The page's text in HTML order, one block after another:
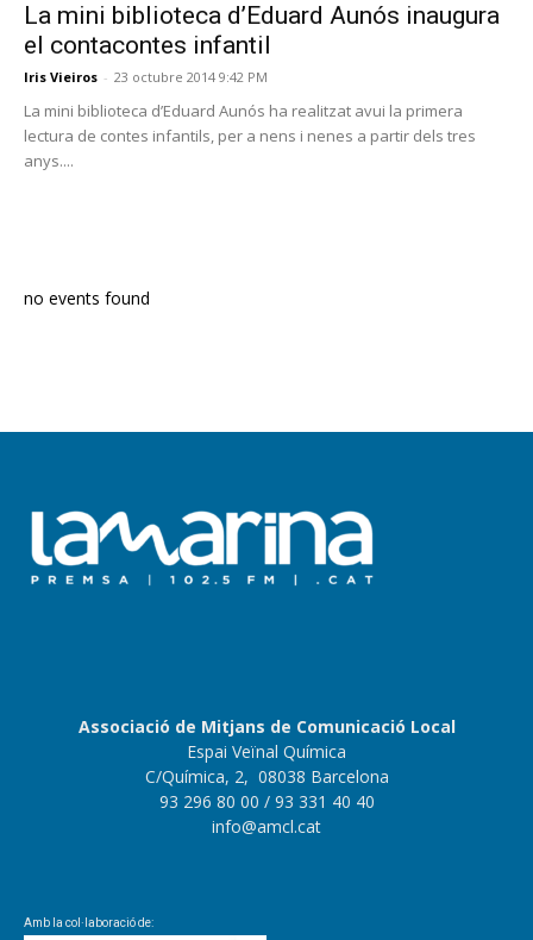
La mini biblioteca d’Eduard Aunós inaugura
el contacontes infantil
Iris Vieiros - 23 octubre 2014 9:42 PM
La mini biblioteca d’Eduard Aunós ha realitzat avui la primera
lectura de contes infantils, per a nens i nenes a partir dels tres
anys....
no events found
Associació de Mitjans de Comunicació Local
Espai Veïnal Química
C/Química, 2, 08038 Barcelona
93 296 80 00 / 93 331 40 40
info@amcl.cat
Amb la col·laboració de: